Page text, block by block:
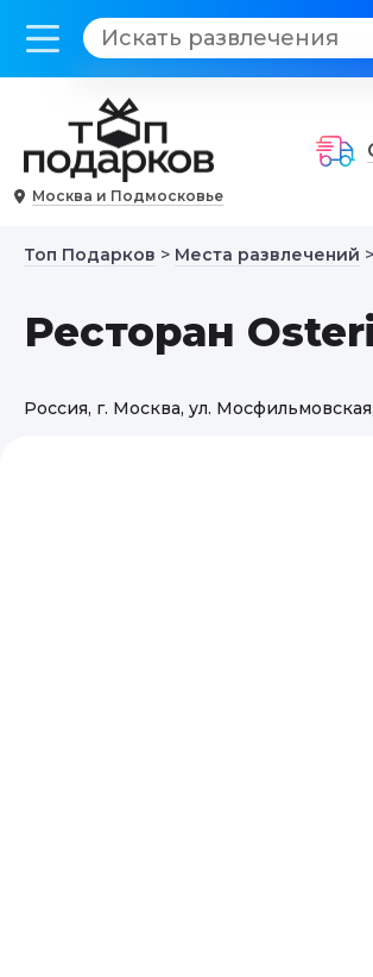
Москва и Подмосковье
Топ Подарков > Места развлечений >
Ресторан
Россия, г. Москва, ул.